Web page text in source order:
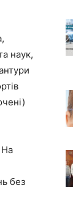
наук,
На
без